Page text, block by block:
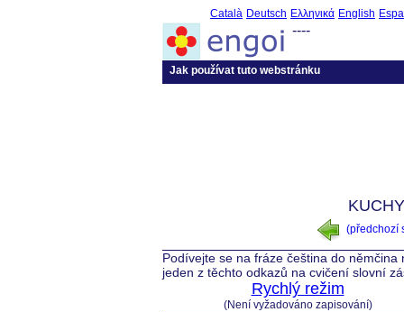
Català Deutsch Ελληνικά English
----
Jak používat tuto webstránku
(předchozí
Podívejte se na fráze čeština do
jeden z těchto odkazů na cvičení slovní
Rychlý režim
(Není vyžadováno zapisování)